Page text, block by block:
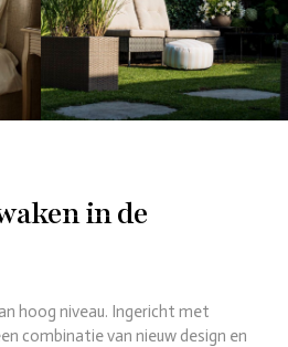
in de
hoog niveau. Ingericht met
combinatie van nieuw design en